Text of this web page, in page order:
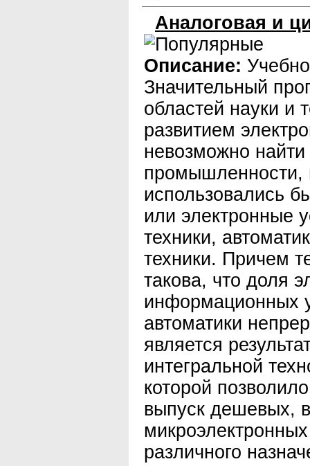
Аналоговая и
Описание:
Значительный
областей науки и
развитием
невозможно
промышленности,
использовались
или электронные
техники,
техники. Причем
такова, что доля
информационных
автоматики
является
интегральной
которой
выпуск дешевых,
различного